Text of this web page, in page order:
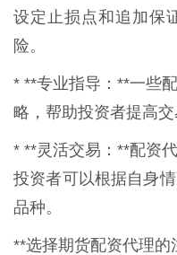
设定止损点和追加保
险。
* **专业指导：**一些
略，帮助投资者提高交
* **灵活交易：**配资
投资者可以根据自身
品种。
**选择期货配资代理的